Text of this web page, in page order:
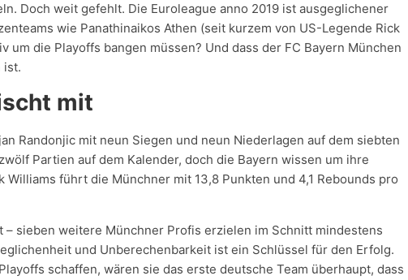
Doch weit gefehlt. Die Euroleague anno 2019 ist ausgeglichener
wie Panathinaikos Athen (seit kurzem von US-Legende Rick
um die Playoffs bangen müssen? Und dass der FC Bayern München
ist.
mit
Randonjic mit neun Siegen und neun Niederlagen auf dem siebten
Partien auf dem Kalender, doch die Bayern wissen um ihre
Williams führt die Münchner mit 13,8 Punkten und 4,1 Rebounds pro
sieben weitere Münchner Profis erzielen im Schnitt mindestens
und Unberechenbarkeit ist ein Schlüssel für den Erfolg.
schaffen, wären sie das erste deutsche Team überhaupt, dass